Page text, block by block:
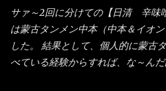
オタイなのと比べれば薄め？ やっ
ズ】が必要だナァ～ 笑 私は、ブ
く...
脂)／加工でん粉、調味料(アミノ
ル色素、リン酸塩(Na)、増粘多糖
ミンE)、クチナシ色素、ベニコウ
タミンB1、香辛料抽出物、 カロチ
サァ～2回に分けての【日清 辛
は蒙古タンメン中本（中本＆イオ
した。 結果として、個人的に蒙古
べている経験からすれば、な～ん